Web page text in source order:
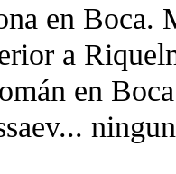
en Boca.
a
en